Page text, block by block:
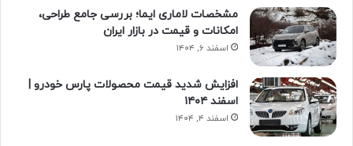
مشخصات لاماری ایما؛ بررسی جامع طراحی،
امکانات و قیمت در بازار ایران
اسفند ۶, ۱۴۰۴
افزایش شدید قیمت محصولات پارس خودرو |
اسفند ۱۴۰۴
اسفند ۴, ۱۴۰۴